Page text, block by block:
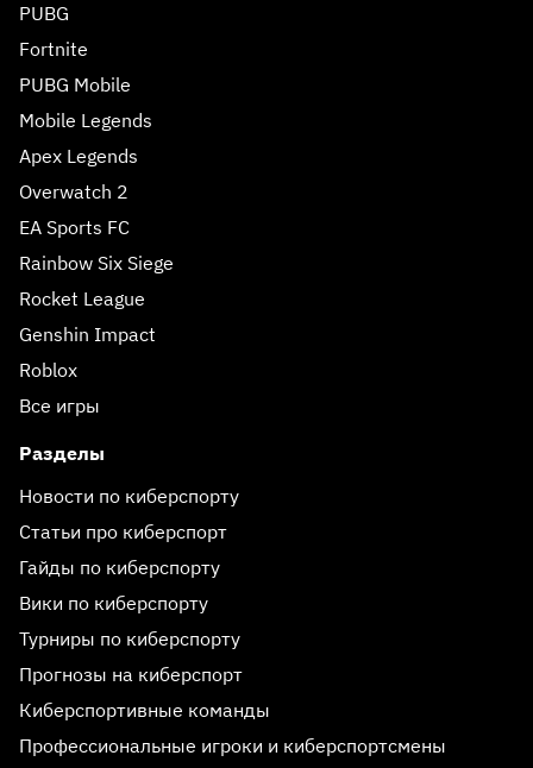
PUBG
Fortnite
PUBG Mobile
Mobile Legends
Apex Legends
Overwatch 2
EA Sports FC
Rainbow Six Siege
Rocket League
Genshin Impact
Roblox
Все игры
Разделы
Новости по киберспорту
Статьи про киберспорт
Гайды по киберспорту
Вики по киберспорту
Турниры по киберспорту
Прогнозы на киберспорт
Киберспортивные команды
Профессиональные игроки и киберспортсмены